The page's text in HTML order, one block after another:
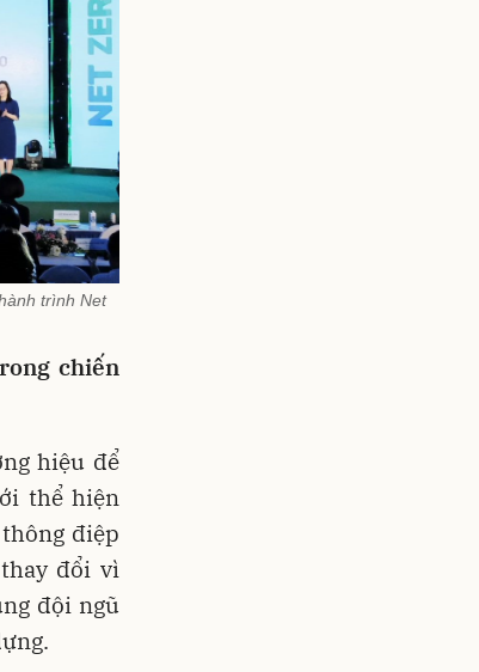
trình Net
chiến
hiệu để
thể hiện
điệp
đổi vì
đội ngũ